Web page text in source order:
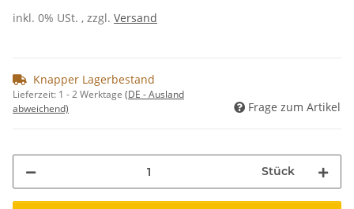
inkl. 0% USt. , zzgl. Versand
Knapper Lagerbestand
Lieferzeit: 1 - 2 Werktage (DE - Ausland
abweichend)
Frage zum Artikel
Stück